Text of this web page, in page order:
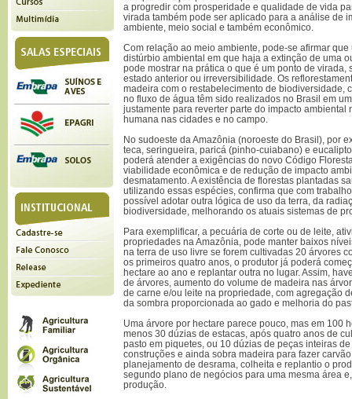
a progredir com prosperidade e qualidade de vida
virada também pode ser aplicado para a análise de
ambiente, meio social e também econômico.
Com relação ao meio ambiente, pode-se afirmar
distúrbio ambiental em que haja a extinção de uma
pode mostrar na prática o que é um ponto de
estado anterior ou irreversibilidade. Os
madeira com o restabelecimento de biodiversidade,
no fluxo de água têm sido realizados no Brasil em
justamente para reverter parte do impacto ambiental
humana nas cidades e no campo.
No sudoeste da Amazônia (noroeste do Brasil), por
teca, seringueira, paricá (pinho-cuiabano) e
poderá atender a exigências do novo Código
viabilidade econômica e de redução de impacto
desmatamento. A existência de florestas plantadas
utilizando essas espécies, confirma que com
possível adotar outra lógica de uso da terra, da
biodiversidade, melhorando os atuais sistemas de
Para exemplificar, a pecuária de corte ou de leite,
propriedades na Amazônia, pode manter baixos
na terra de uso livre se forem cultivadas 20 árvores
os primeiros quatro anos, o produtor já poderá
hectare ao ano e replantar outra no lugar. Assim,
de árvores, aumento do volume de madeira nas
de carne e/ou leite na propriedade, com agregação
da sombra proporcionada ao gado e melhoria do
Uma árvore por hectare parece pouco, mas em 100
menos 30 dúzias de estacas, após quatro anos de
pasto em piquetes, ou 10 dúzias de peças inteiras
construções e ainda sobra madeira para fazer
planejamento de desrama, colheita e replantio o
segundo plano de negócios para uma mesma área
produção.